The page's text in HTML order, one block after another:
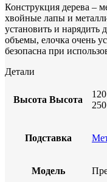
Конструкция дерева –
хвойные лапы и
установить и нарядить
объемы, елочка очень
безопасна при
Детали
Высота Высота
Подставка
Модель